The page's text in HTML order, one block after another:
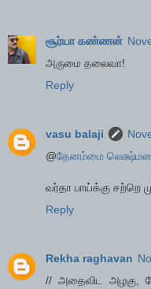
சூர்யா ௧ண்ணன்
அருமை தலைவா!
Reply
vasu balaji
@தேனம்மை
வர்தா பாய்க்கு சற்றெ
Reply
Rekha raghavan
// அதைவிட அழகு,